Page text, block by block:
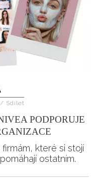
/ Sdílet
PODPORUJE
které si stojí
ostatním.